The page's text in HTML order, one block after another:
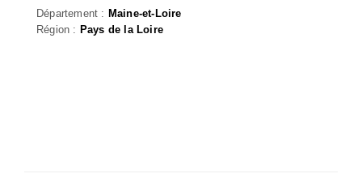
Département : Maine-et-Loire
Région : Pays de la Loire